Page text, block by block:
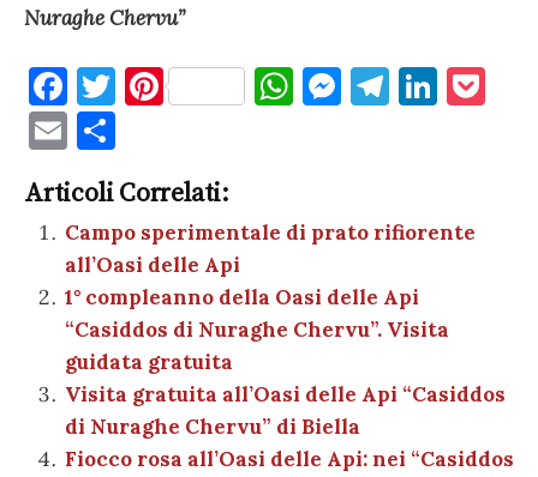
Nuraghe Chervu”
F
a
c
e
b
o
o
k
T
te
r
Pi
es
t
W
A
p
M
g
er
T
a
m
Li
dI
E
m
ai
l
n
di
vi
di
Articoli Correlati:
Campo sperimentale di prato rifiorente
all’Oasi delle Api
1° compleanno della Oasi delle Api
“Casiddos di Nuraghe Chervu”. Visita
guidata gratuita
Visita gratuita all’Oasi delle Api “Casiddos
di Nuraghe Chervu” di Biella
Fiocco rosa all’Oasi delle Api: nei “Casiddos